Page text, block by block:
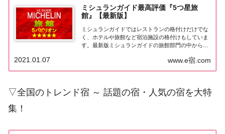
ミシュランガイド最高評価『5つ星旅
館』【最新版】
ミシュランガイドではレストランの格付けだけでな
く、ホテルや旅館など宿泊施設の格付けもしていま
す。最新版ミシュランガイドの旅館部門の中から最
とめてみました♪ いずれも人気ランキングなどで常
に上位を賑わす有名旅館。各旅館の情報と口コミ評
www.e宿.com
2021.01.07
▽全国のトレンド宿 ～ 話題の宿・人気の宿を大特
集！